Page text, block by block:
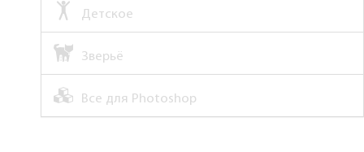
Детское
Зверьё
Все для Photoshop